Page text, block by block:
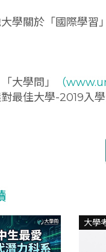
學關於「國際學習
大學問」 （
最佳大學-2019入
大學